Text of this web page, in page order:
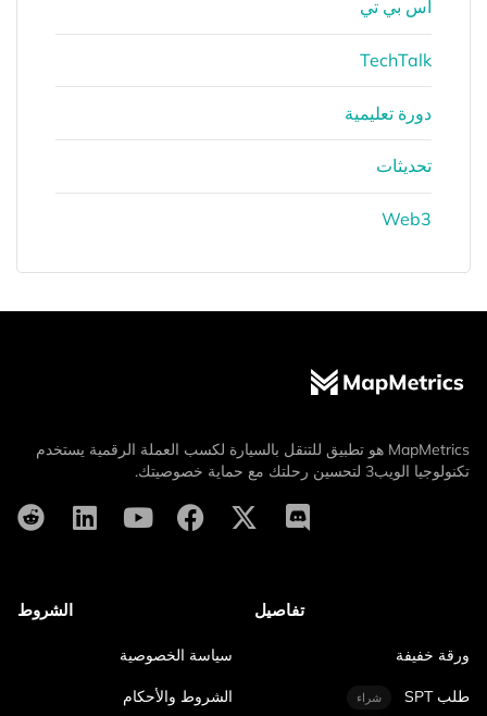
اس بي تي
TechTalk
دورة تعليمية
تحديثات
Web3
MapMetrics هو تطبيق للتنقل بالسيارة لكسب العملة الرقمية يستخدم
تكنولوجيا الويب3 لتحسين رحلتك مع حماية خصوصيتك.
تفاصيل
ورقة خفيفة
طلب SPT شراء
الشروط
سياسة الخصوصية
الشروط والأحكام